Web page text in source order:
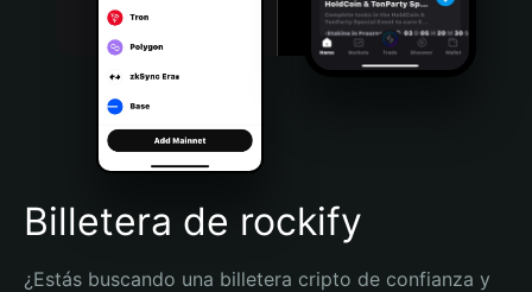
Português (Brasil)
Español (Argentina)
Billetera de rockify
¿Estás buscando una billetera cripto de confianza y